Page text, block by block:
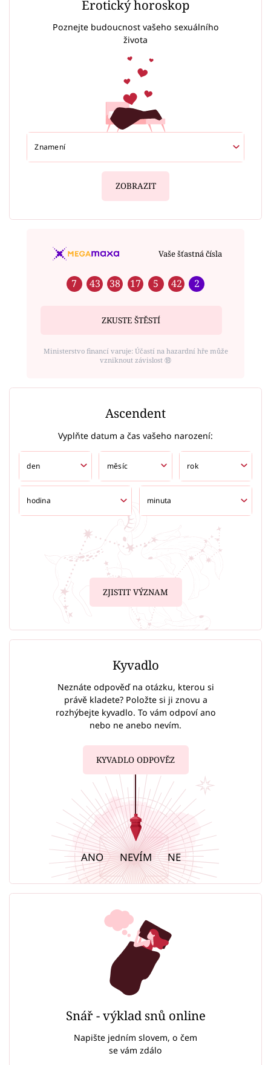
Erotický horoskop
Poznejte budoucnost vašeho sexuálního
života
ZOBRAZIT
Vaše šťastná čísla
7 43 38 17 5 42 2
ZKUSTE ŠTĚSTÍ
Ministerstvo financí varuje: Účastí na hazardní hře může
vzniknout závislost ⑱
Ascendent
Vyplňte datum a čas vašeho narození:
ZJISTIT VÝZNAM
Kyvadlo
Neznáte odpověď na otázku, kterou si
právě kladete? Položte si ji znovu a
rozhýbejte kyvadlo. To vám odpoví ano
nebo ne anebo nevím.
KYVADLO ODPOVĚZ
ANO NEVÍM NE
Snář - výklad snů online
Napište jedním slovem, o čem
se vám zdálo